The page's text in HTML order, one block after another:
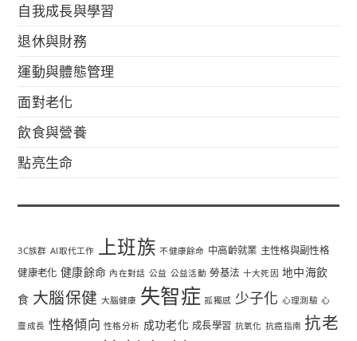
自我成長與學習
退休與財務
運動與體態管理
面對老化
飲食與營養
點亮生命
3C族群 AI取代工作 上班族 不健康餘命 中高齡就業 主性格與副性格
健康老化 健康餘命 內在對話 公益 公益活動 勞基法 十大死因 地中海飲
食 大腦保健 大腦健康 失智症 孤獨感 少子化 心理測驗 心
靈成長 性格傾向 性格分析 成功老化 成長學習 抗氧化 抗癌指南 抗老